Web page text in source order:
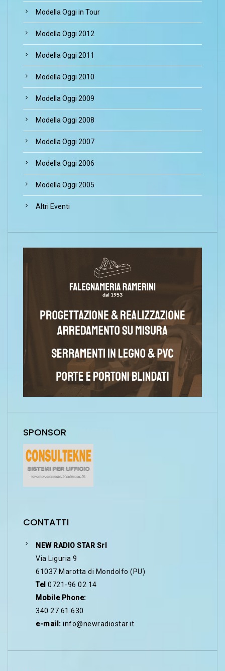
Modella Oggi in Tour
Modella Oggi 2012
Modella Oggi 2011
Modella Oggi 2010
Modella Oggi 2009
Modella Oggi 2008
Modella Oggi 2007
Modella Oggi 2006
Modella Oggi 2005
Altri Eventi
SPONSOR
CONTATTI
NEW RADIO STAR Srl
Via Liguria 9
61037 Marotta di Mondolfo (PU)
Tel 0721-96 02 14
Mobile Phone:
340 27 61 630
e-mail: info@newradiostar.it